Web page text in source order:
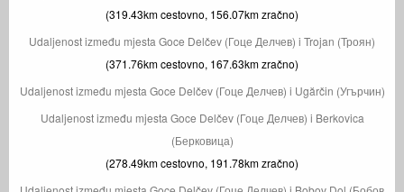
(319.43km cestovno, 156.07km zračno)
Udaljenost između mjesta Goce Delčev (Гоце Делчев) i Trojan (Троян)
(371.76km cestovno, 167.63km zračno)
Udaljenost između mjesta Goce Delčev (Гоце Делчев) i Ugărčin (Угърчин)
Udaljenost između mjesta Goce Delčev (Гоце Делчев) i Berkovica
(Берковица)
(278.49km cestovno, 191.78km zračno)